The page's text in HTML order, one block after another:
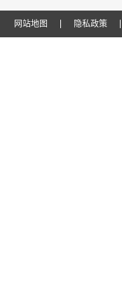
网站地图 隐私政策